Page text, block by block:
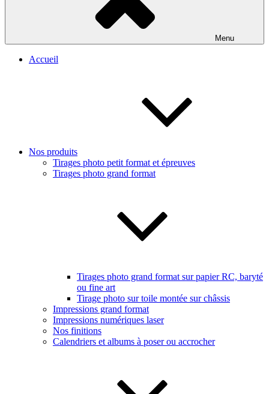
Menu
Accueil
Nos produits
Tirages photo petit format et épreuves
Tirages photo grand format
Tirages photo grand format sur papier RC, baryté
ou fine art
Tirage photo sur toile montée sur châssis
Impressions grand format
Impressions numériques laser
Nos finitions
Calendriers et albums à poser ou accrocher